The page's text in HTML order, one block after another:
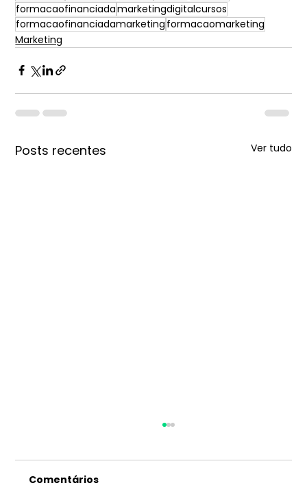
formacaofinanciadamarketingdigitalcursos
formacaofinanciadamarketing formacaomarketing
Marketing
Posts recentes Ver tudo
Comentários